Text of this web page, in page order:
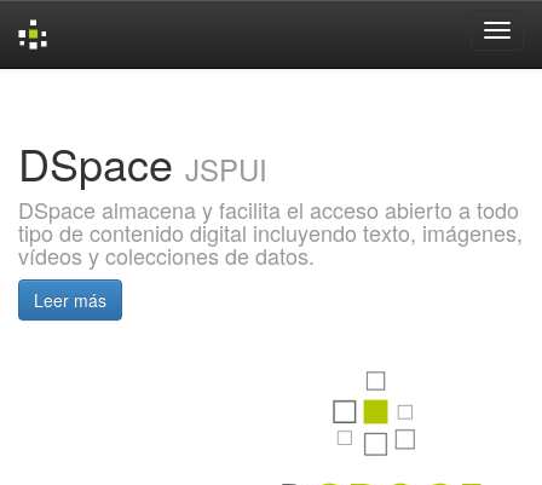
DSpace JSPUI
DSpace almacena y facilita el acceso abierto a todo
tipo de contenido digital incluyendo texto, imágenes,
vídeos y colecciones de datos.
Leer más